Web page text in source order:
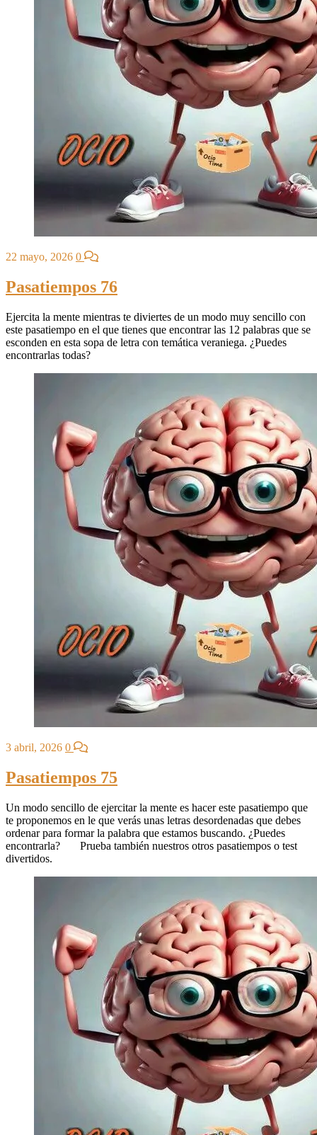
22 mayo, 2026 0
Pasatiempos 76
Ejercita la mente mientras te diviertes de un modo muy sencillo con
este pasatiempo en el que tienes que encontrar las 12 palabras que se
esconden en esta sopa de letra con temática veraniega. ¿Puedes
encontrarlas todas?
3 abril, 2026 0
Pasatiempos 75
Un modo sencillo de ejercitar la mente es hacer este pasatiempo que
te proponemos en le que verás unas letras desordenadas que debes
ordenar para formar la palabra que estamos buscando. ¿Puedes
encontrarla? Prueba también nuestros otros pasatiempos o test
divertidos.